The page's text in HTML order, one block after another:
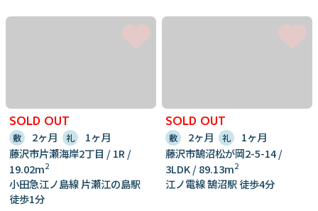
SOLD OUT
敷 2ヶ月 礼
1ヶ月
藤沢市片瀬海岸2丁目 / 1R /
19.02m2
小田急江ノ島線 片瀬江の島駅
徒歩1分
SOLD OUT
敷 2ヶ月 礼
1ヶ月
藤沢市鵠沼松が岡2-5-14 /
3LDK / 89.13m2
江ノ電線 鵠沼駅 徒歩4分